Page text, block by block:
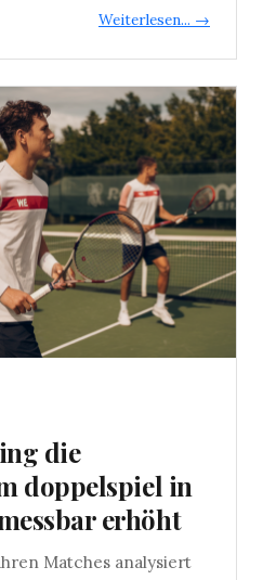
Weiterlesen... →
die
doppelspiel in
erhöht
Matches analysiert